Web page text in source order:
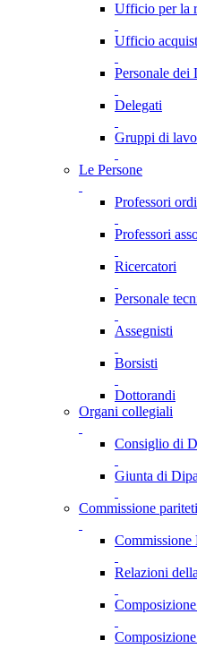
Ufficio per la
Ufficio
Personale dei
Delegati
Gruppi di
Le Persone
Professori
Professori
Ricercatori
Personale
Assegnisti
Borsisti
Dottorandi
Organi collegiali
Consiglio di
Giunta di
Commissione
Commissione
Relazioni